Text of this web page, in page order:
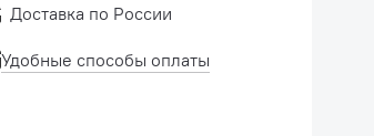
Доставка по России
Удобные способы оплаты